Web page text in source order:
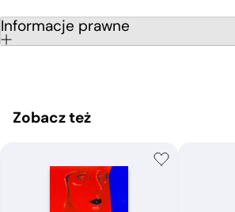
Informacje prawne
Zobacz też